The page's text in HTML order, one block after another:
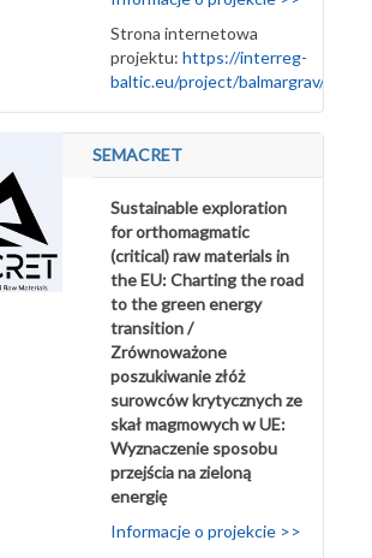
Strona internetowa
projektu: https://interreg-
baltic.eu/project/balmargrav/
SEMACRET
Sustainable exploration
for orthomagmatic
(critical) raw materials in
the EU: Charting the road
to the green energy
transition /
Zrównoważone
poszukiwanie złóż
surowców krytycznych ze
skał magmowych w UE:
Wyznaczenie sposobu
przejścia na zieloną
energię
Informacje o projekcie >>